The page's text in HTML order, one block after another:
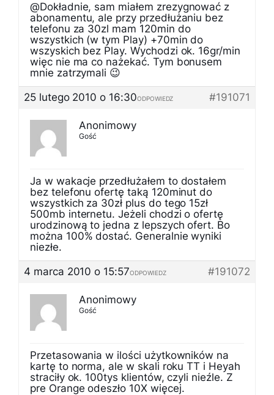
@Dokładnie, sam miałem zrezygnować z
abonamentu, ale przy przedłużaniu bez
telefonu za 30zl mam 120min do
wszystkich (w tym Play) +70min do
wszyskich bez Play. Wychodzi ok. 16gr/min
więc nie ma co nażekać. Tym bonusem
mnie zatrzymali 😉
25 lutego 2010 o 16:30
#191071
ODPOWIEDZ
Anonimowy
Gość
Ja w wakacje przedłużałem to dostałem
bez telefonu ofertę taką 120minut do
wszystkich za 30zł plus do tego 15zł
500mb internetu. Jeżeli chodzi o ofertę
urodzinową to jedna z lepszych ofert. Bo
można 100% dostać. Generalnie wyniki
niezłe.
4 marca 2010 o 15:57
#191072
ODPOWIEDZ
Anonimowy
Gość
Przetasowania w ilości użytkowników na
kartę to norma, ale w skali roku TT i Heyah
straciły ok. 100tys klientów, czyli nieźle. Z
pre Orange odeszło 10X więcej.